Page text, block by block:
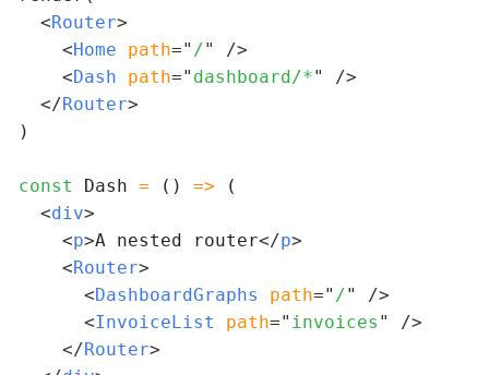
<Router>
<Home path=" /"
/>
<Dash path=" dashboard/*"
/>
</Router>
)
const Dash = () => (
<div>
<p>A nested router</p>
<Router>
<DashboardGraphs path=" /"
/>
<InvoiceList path=" invoices "
/>
</Router>